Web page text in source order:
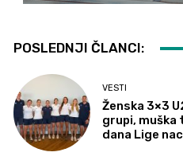
POSLEDNJI ČLANCI:
VESTI
Ženska 3×3
grupi, muška
dana Lige